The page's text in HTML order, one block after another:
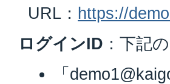
URL： https://
ログインID ：下記
「